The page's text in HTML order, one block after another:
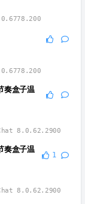
奏盒子温
8.0.62.2900
奏盒子温
1
8.0.62.2900